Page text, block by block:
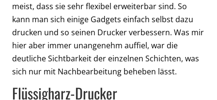
meist, dass sie sehr flexibel erweiterbar sind. So
kann man sich einige Gadgets einfach selbst dazu
drucken und so seinen Drucker verbessern. Was mir
hier aber immer unangenehm auffiel, war die
deutliche Sichtbarkeit der einzelnen Schichten, was
sich nur mit Nachbearbeitung beheben lässt.
Flüssigharz-Drucker